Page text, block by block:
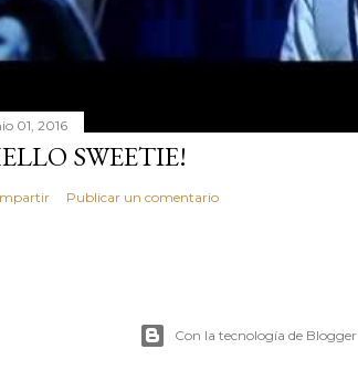
01, 2016
SWEETIE!
Publicar un comentario
Con la tecnología de Blogger